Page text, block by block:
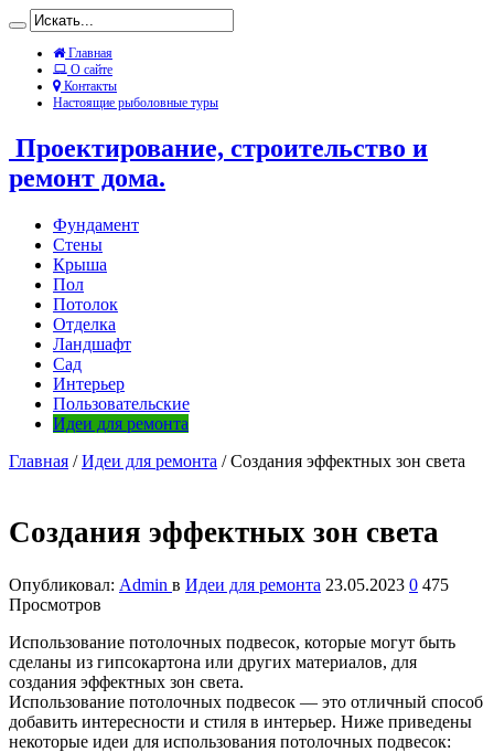
Главная
О сайте
Контакты
Настоящие рыболовные туры
Проектирование, строительство и
ремонт дома.
Фундамент
Стены
Крыша
Пол
Потолок
Отделка
Ландшафт
Сад
Интерьер
Пользовательские
Идеи для ремонта
Главная / Идеи для ремонта / Создания эффектных зон света
Создания эффектных зон света
Опубликовал: Admin в Идеи для ремонта 23.05.2023 0 475
Просмотров
Использование потолочных подвесок, которые могут быть
сделаны из гипсокартона или других материалов, для
создания эффектных зон света.
Использование потолочных подвесок — это отличный способ
добавить интересности и стиля в интерьер. Ниже приведены
некоторые идеи для использования потолочных подвесок: